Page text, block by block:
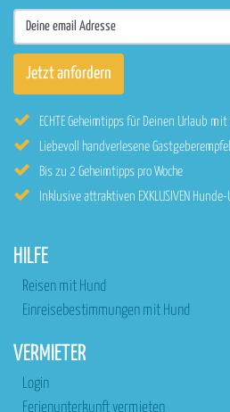
ECHTE Geheimtipps für Deinen Urlaub mit
Liebevoll handverlesene
Bis zu 2 Geheimtipps pro Woche
Inklusive attraktiven EXKLUSIVEN
HILFE
Reisen mit Hund
Einreisebestimmungen mit Hund
VERMIETER
Login
Ferienunterkunft vermieten